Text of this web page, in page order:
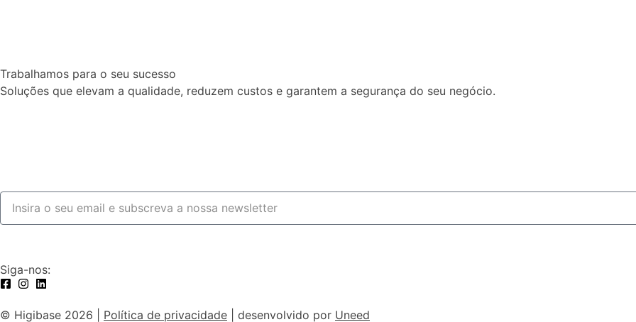
Trabalhamos para o seu sucesso
Soluções que elevam a qualidade, reduzem custos e garantem a segurança do seu negócio.
Siga-nos:
© Higibase 2026 | Política de privacidade | desenvolvido por Uneed